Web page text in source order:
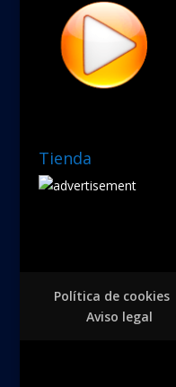
Tienda
Política de cookies
Aviso legal